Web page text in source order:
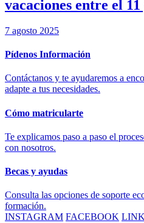
vacaciones entre el
7 agosto 2025
Pídenos Información
Contáctanos y te ayudaremos a
adapte a tus necesidades.
Cómo matricularte
Te explicamos paso a paso el
con nosotros.
Becas y ayudas
Consulta las opciones de soporte
formación.
INSTAGRAM FACEBOOK